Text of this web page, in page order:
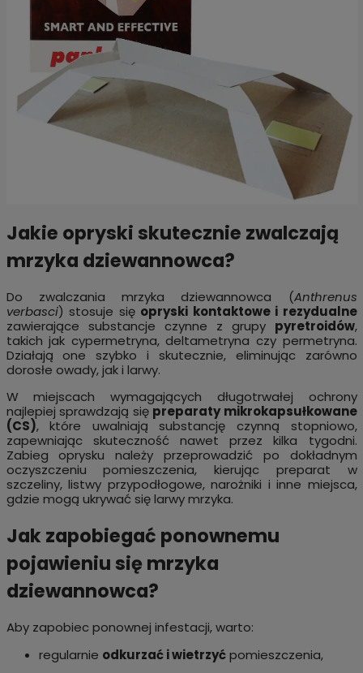
Jakie opryski skutecznie zwalczają
mrzyka dziewannowca?
Do zwalczania mrzyka dziewannowca (Anthrenus
verbasci) stosuje się opryski kontaktowe i rezydualne
zawierające substancje czynne z grupy pyretroidów,
takich jak cypermetryna, deltametryna czy permetryna.
Działają one szybko i skutecznie, eliminując zarówno
dorosłe owady, jak i larwy.
W miejscach wymagających długotrwałej ochrony
najlepiej sprawdzają się preparaty mikrokapsułkowane
(CS), które uwalniają substancję czynną stopniowo,
zapewniając skuteczność nawet przez kilka tygodni.
Zabieg oprysku należy przeprowadzić po dokładnym
oczyszczeniu pomieszczenia, kierując preparat w
szczeliny, listwy przypodłogowe, narożniki i inne miejsca,
gdzie mogą ukrywać się larwy mrzyka.
Jak zapobiegać ponownemu
pojawieniu się mrzyka
dziewannowca?
Aby zapobiec ponownej infestacji, warto:
regularnie odkurzać i wietrzyćpomieszczenia,